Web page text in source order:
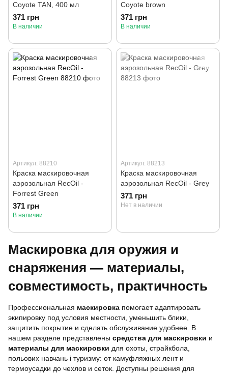
Coyote TAN, 400 мл
371 грн
В наличии
Coyote brown
371 грн
В наличии
Артикул: 88210
Краска маскировочная
аэрозольная RecOil -
Forrest Green
371 грн
В наличии
Артикул: 88213
Краска маскировочная
аэрозольная RecOil - Grey
371 грн
Нет в наличии
Маскировка для оружия и
снаряжения — материалы,
совместимость, практичность
Профессиональная маскировка помогает адаптировать
экипировку под условия местности, уменьшить блики,
защитить покрытие и сделать обслуживание удобнее. В
нашем разделе представлены средства для маскировки и
материалы для маскировки для охоты, страйкбола,
польових навчань і туризму: от камуфляжных лент и
термоусадки до чехлов и сеток. Доступны решения для